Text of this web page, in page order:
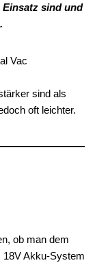
sind und
sind als
oft leichter.
ob man dem
Akku-System